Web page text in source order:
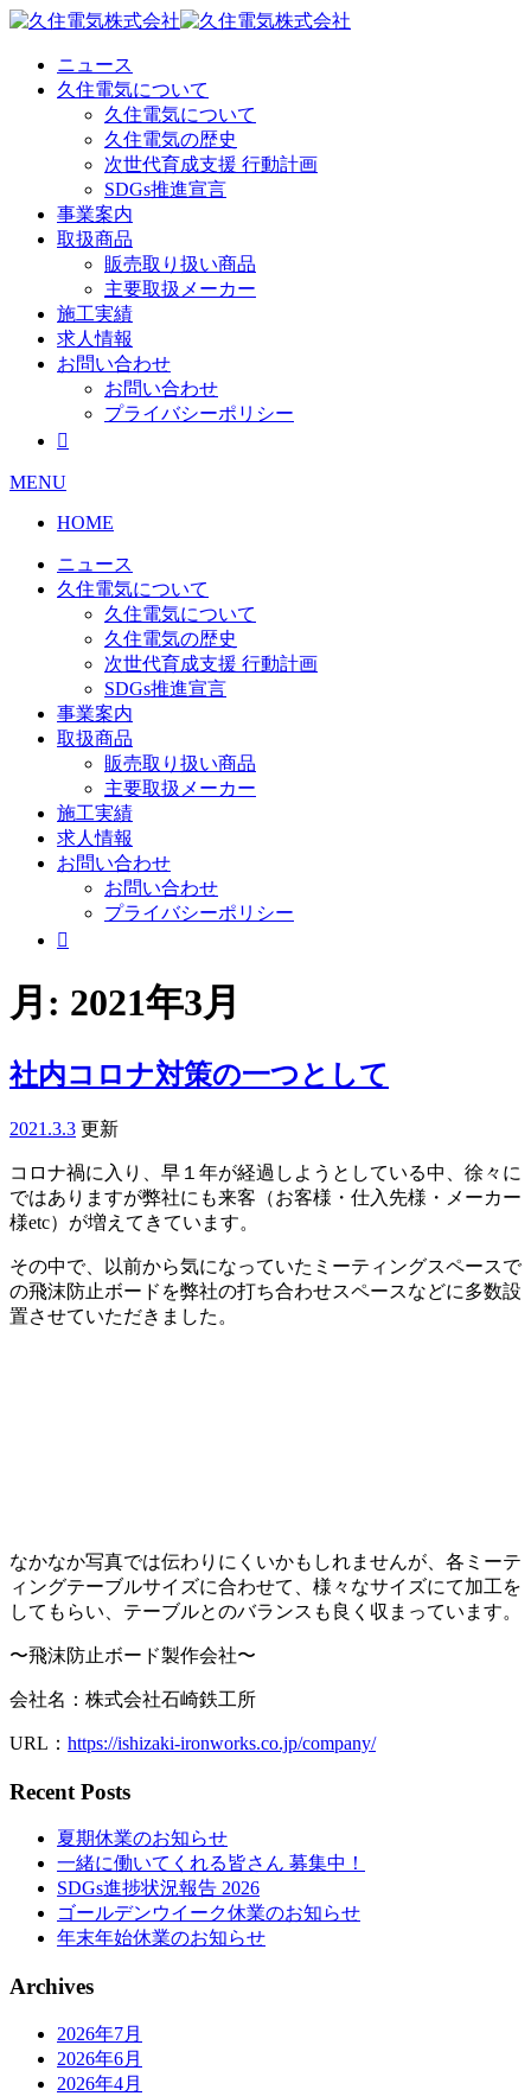
Skip
contentニュース
久住電気について
久住電気について
久住電気の歴史
次世代育成支援 行動計画
SDGs推進宣言
事業案内
取扱商品
販売取り扱い商品
主要取扱メーカー
施工実績
求人情報
お問い合わせ
お問い合わせ
プライバシーポリシー

MENU
HOME
ニュース
久住電気について
久住電気について
久住電気の歴史
次世代育成支援 行動計画
SDGs推進宣言
事業案内
取扱商品
販売取り扱い商品
主要取扱メーカー
施工実績
求人情報
お問い合わせ
お問い合わせ
プライバシーポリシー

月: 2021年3月
社内コロナ対策の一つとして
2021.3.3 更新
コロナ禍に入り、早１年が経過しようとしている中、徐々に
ではありますが弊社にも来客（お客様・仕入先様・メーカー
様etc）が増えてきています。
その中で、以前から気になっていたミーティングスペースで
の飛沫防止ボードを弊社の打ち合わせスペースなどに多数設
置させていただきました。
なかなか写真では伝わりにくいかもしれませんが、各ミーテ
ィングテーブルサイズに合わせて、様々なサイズにて加工を
してもらい、テーブルとのバランスも良く収まっています。
〜飛沫防止ボード製作会社〜
会社名：株式会社石崎鉄工所
URL： https://ishizaki-ironworks.co.jp/company/
Recent Posts
夏期休業のお知らせ
一緒に働いてくれる皆さん 募集中！
SDGs進捗状況報告 2026
ゴールデンウイーク休業のお知らせ
年末年始休業のお知らせ
Archives
2026年7月
2026年6月
2026年4月